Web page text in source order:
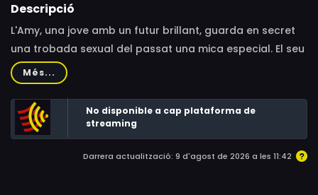
Descripció
L'Amy, una jove amb un futur brillant, guarda en secret
una trobada sexual del passat una mica especial. El seu
promès li proposa que s'expliquin totes les intimitats
perquè la seva relació sigui totalment transparent.
L'Amy, després de molts dubtes, finalment li explica el
seu secret, però aleshores tot se'n va en orris.
Més...
No disponible a cap plataforma de
streaming
Darrera actualització: 9 d'agost de 2026 a les 11:42